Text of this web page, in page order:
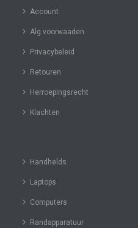
Account
Alg.voorwaaden
Privacybeleid
Retouren
Herroepingsrecht
Klachten
Handhelds
Laptops
Computers
Randapparatuur